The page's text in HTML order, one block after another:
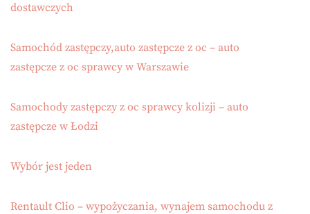
dostawczych
Samochód zastępczy,auto zastępcze z oc – auto
zastępcze z oc sprawcy w Warszawie
Samochody zastępczy z oc sprawcy kolizji – auto
zastępcze w Łodzi
Wybór jest jeden
Rentault Clio – wypożyczania, wynajem samochodu z